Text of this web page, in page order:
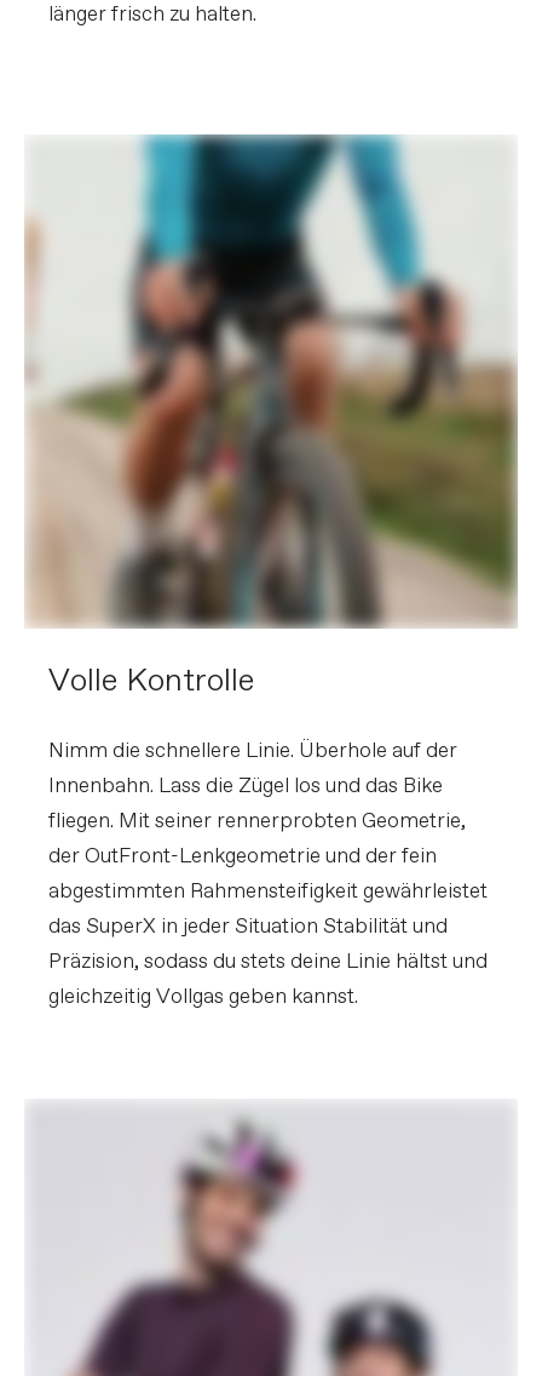
länger frisch zu halten.
Volle Kontrolle
Nimm die schnellere Linie. Überhole auf der
Innenbahn. Lass die Zügel los und das Bike
fliegen. Mit seiner rennerprobten Geometrie,
der OutFront-Lenkgeometrie und der fein
abgestimmten Rahmensteifigkeit gewährleistet
das SuperX in jeder Situation Stabilität und
Präzision, sodass du stets deine Linie hältst und
gleichzeitig Vollgas geben kannst.